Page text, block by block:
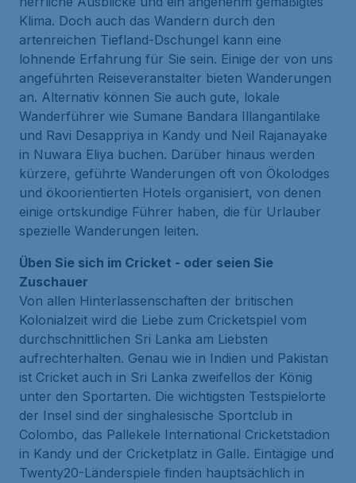
Klima. Doch auch das Wandern durch den
artenreichen Tiefland-Dschungel kann eine
lohnende Erfahrung für Sie sein. Einige der von uns
angeführten Reiseveranstalter bieten Wanderungen
an. Alternativ können Sie auch gute, lokale
Wanderführer wie Sumane Bandara Illangantilake
und Ravi Desappriya in Kandy und Neil Rajanayake
in Nuwara Eliya buchen. Darüber hinaus werden
kürzere, geführte Wanderungen oft von Ökolodges
und ökoorientierten Hotels organisiert, von denen
einige ortskundige Führer haben, die für Urlauber
spezielle Wanderungen leiten.
Üben Sie sich im Cricket - oder seien Sie
Zuschauer
Von allen Hinterlassenschaften der britischen
Kolonialzeit wird die Liebe zum Cricketspiel vom
durchschnittlichen Sri Lanka am Liebsten
aufrechterhalten. Genau wie in Indien und Pakistan
ist Cricket auch in Sri Lanka zweifellos der König
unter den Sportarten. Die wichtigsten Testspielorte
der Insel sind der singhalesische Sportclub in
Colombo, das Pallekele International Cricketstadion
in Kandy und der Cricketplatz in Galle. Eintägige und
Twenty20-Länderspiele finden hauptsächlich in